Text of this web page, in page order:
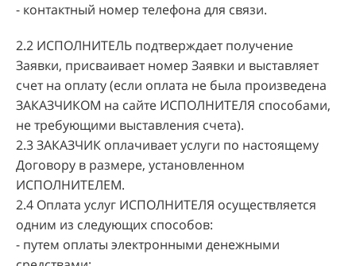
- контактный номер телефона для связи.
2.2 ИСПОЛНИТЕЛЬ подтверждает получение
Заявки, присваивает номер Заявки и выставляет
счет на оплату (если оплата не была произведена
ЗАКАЗЧИКОМ на сайте ИСПОЛНИТЕЛЯ способами,
не требующими выставления счета).
2.3 ЗАКАЗЧИК оплачивает услуги по настоящему
Договору в размере, установленном
ИСПОЛНИТЕЛЕМ.
2.4 Оплата услуг ИСПОЛНИТЕЛЯ осуществляется
одним из следующих способов:
- путем оплаты электронными денежными